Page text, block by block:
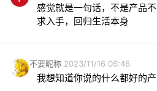
感觉就是一句话，不是产品
求入手，回归生活本身
不要昵称 2023/11/16 06:46
我想知道你说的什么都好的